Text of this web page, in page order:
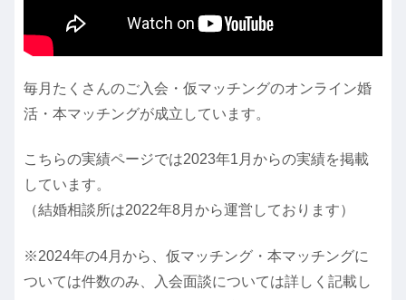
毎月たくさんのご入会・仮マッチングのオンライン婚
活・本マッチングが成立しています。
こちらの実績ページでは2023年1月からの実績を掲載
しています。
（結婚相談所は2022年8月から運営しております）
※2024年の4月から、仮マッチング・本マッチングに
ついては件数のみ、入会面談については詳しく記載し